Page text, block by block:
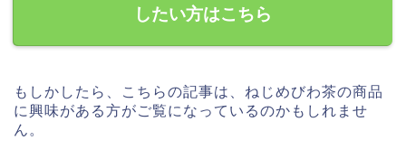
したい方はこちら
もしかしたら、こちらの記事は、ねじめびわ茶の商品
に興味がある方がご覧になっているのかもしれませ
ん。